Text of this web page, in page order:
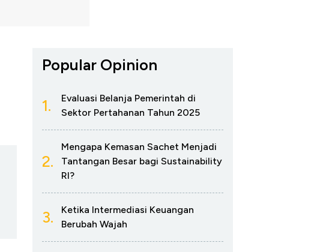
Popular Opinion
1.
Evaluasi Belanja Pemerintah di
Sektor Pertahanan Tahun 2025
2.
Mengapa Kemasan Sachet Menjadi
Tantangan Besar bagi Sustainability
RI?
3.
Ketika Intermediasi Keuangan
Berubah Wajah